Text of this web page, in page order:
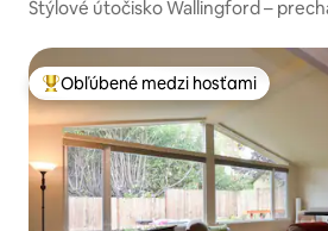
Štýlové útočisko Wallingford –
Najobľúbenejšie medzi hosťami
Obľúbené medzi hosťami